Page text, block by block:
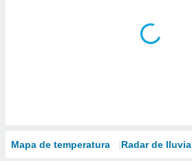
Mapa de temperatura Radar de lluvia